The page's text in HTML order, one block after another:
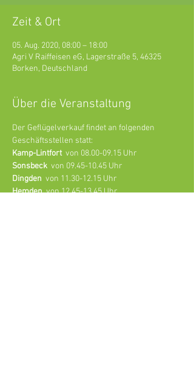
Zeit & Ort
05. Aug. 2020, 08:00 – 18:00
Agri V Raiffeisen eG, Lagerstraße 5, 46325
Borken, Deutschland
Über die Veranstaltung
Der Geflügelverkauf findet an folgenden
Geschäftsstellen statt:
Kamp-Lintfort von 08.00-09.15 Uhr
Sonsbeck von 09.45-10.45 Uhr
Dingden von 11.30-12.15 Uhr
Hemden von 12.45-13.45 Uhr